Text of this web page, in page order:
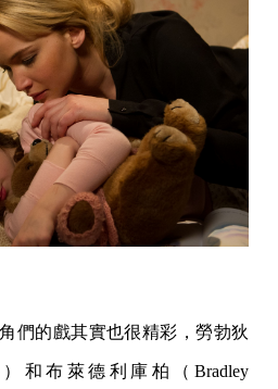
們的戲其實也很精彩，勞勃狄
）和布萊德利庫柏（Bradley